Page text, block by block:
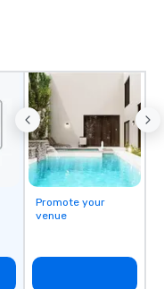
Promote your
venue